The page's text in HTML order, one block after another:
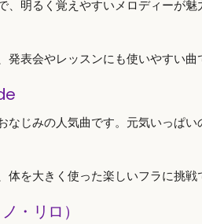
、明るく覚えやすいメロディーが
表会やレッスンにも使いやすい曲
なじみの人気曲です。元気いっぱ
を大きく使った楽しいフラに挑戦
・リロ）